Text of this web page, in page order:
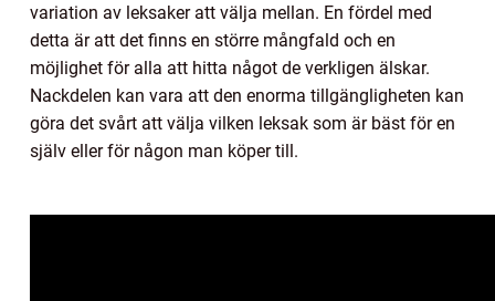
variation av leksaker att välja mellan. En fördel med
detta är att det finns en större mångfald och en
möjlighet för alla att hitta något de verkligen älskar.
Nackdelen kan vara att den enorma tillgängligheten kan
göra det svårt att välja vilken leksak som är bäst för en
själv eller för någon man köper till.